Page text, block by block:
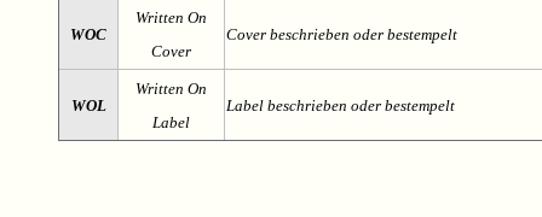
WOC
Written On
Cover
Cover beschrieben oder bestempelt
WOL
Written On
Label
Label beschrieben oder bestempelt